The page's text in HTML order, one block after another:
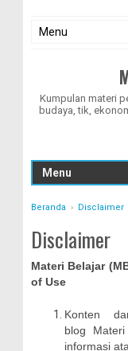
Kumpulan materi
budaya, tik,
Beranda › Disclaimer
Disclaimer
Materi Belajar
of Use
Konten
blog
informasi